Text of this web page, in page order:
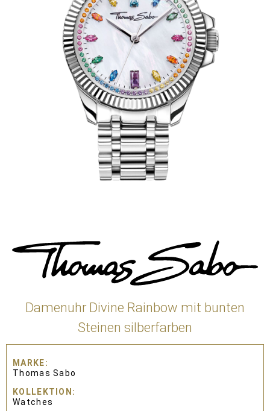
Damenuhr Divine Rainbow mit bunten
Steinen silberfarben
MARKE
Thomas Sabo
KOLLEKTION
Watches